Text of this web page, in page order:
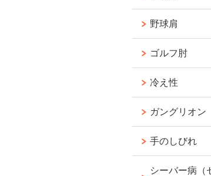
野球肩
ゴルフ肘
冷え性
ガングリオン
手のしびれ
シーバー病（